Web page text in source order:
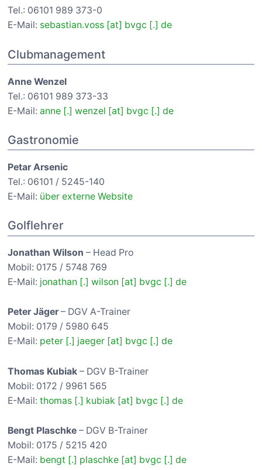
Tel.: 06101 989 373-0
E-Mail: sebastian.voss [at] bvgc [.] de
Clubmanagement
Anne Wenzel
Tel.: 06101 989 373-33
E-Mail:anne [.] wenzel [at] bvgc [.] de
Gastronomie
Petar Arsenic
Tel.: 06101 / 5245-140
E-Mail: über externe Website
Golflehrer
Jonathan Wilson – Head Pro
Mobil: 0175 / 5748 769
E-Mail: jonathan [.] wilson [at] bvgc [.] de
Peter Jäger– DGV A-Trainer
Mobil: 0179 / 5980 645
E-Mail: peter [.] jaeger [at] bvgc [.] de
Thomas Kubiak – DGV B-Trainer
Mobil: 0172 / 9961 565
E-Mail:thomas [.] kubiak [at] bvgc [.] de
Bengt Plaschke – DGV B-Trainer
Mobil: 0175 / 5215 420
E-Mail: bengt [.] plaschke [at] bvgc [.] de